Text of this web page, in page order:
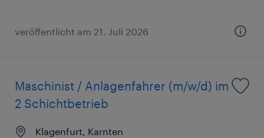
veröffentlicht am 21. Juli 2026
Maschinist / Anlagenfahrer (m/w/d) im
2 Schichtbetrieb
Klagenfurt, Karnten